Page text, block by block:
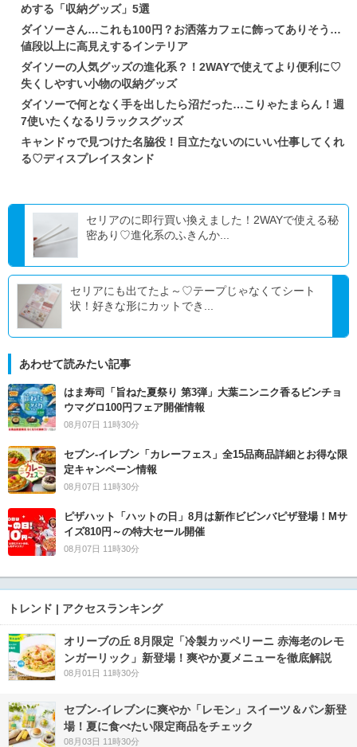
めする「収納グッズ」5選
ダイソーさん…これも100円？お洒落カフェに飾ってありそう…
値段以上に高見えするインテリア
ダイソーの人気グッズの進化系？！2WAYで使えてより便利に♡
失くしやすい小物の収納グッズ
ダイソーで何となく手を出したら沼だった…こりゃたまらん！週
7使いたくなるリラックスグッズ
キャンドゥで見つけた名脇役！目立たないのにいい仕事してくれ
る♡ディスプレイスタンド
セリアのに即行買い換えました！2WAYで使える秘
密あり♡進化系のふきんか...
セリアにも出てたよ～♡テープじゃなくてシート
状！好きな形にカットでき...
あわせて読みたい記事
はま寿司「旨ねた夏祭り 第3弾」大葉ニンニク香るビンチョ
ウマグロ100円フェア開催情報
08月07日 11時30分
セブン‐イレブン「カレーフェス」全15品商品詳細とお得な限
定キャンペーン情報
08月07日 11時30分
ピザハット「ハットの日」8月は新作ビビンバピザ登場！Mサ
イズ810円～の特大セール開催
08月07日 11時30分
トレンド | アクセスランキング
オリーブの丘 8月限定「冷製カッペリーニ 赤海老のレモ
ンガーリック」新登場！爽やか夏メニューを徹底解説
08月01日 11時30分
セブン‐イレブンに爽やか「レモン」スイーツ＆パン新登
場！夏に食べたい限定商品をチェック
08月03日 11時30分